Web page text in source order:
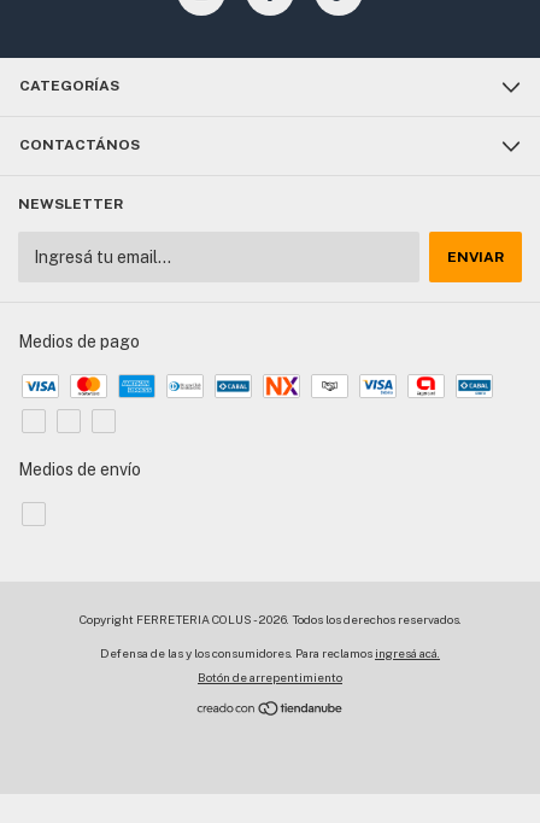
CATEGORÍAS
CONTACTÁNOS
NEWSLETTER
Medios de pago
Medios de envío
Copyright FERRETERIA COLUS - 2026. Todos los derechos reservados.
Defensa de las y los consumidores. Para reclamos ingresá acá.
Botón de arrepentimiento